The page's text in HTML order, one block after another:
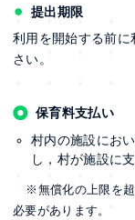
提出期限
利用を開始する前
さい。
保育料支払い
村内の施設にお
し，村が施設に
※無償化の上限を
必要があります。